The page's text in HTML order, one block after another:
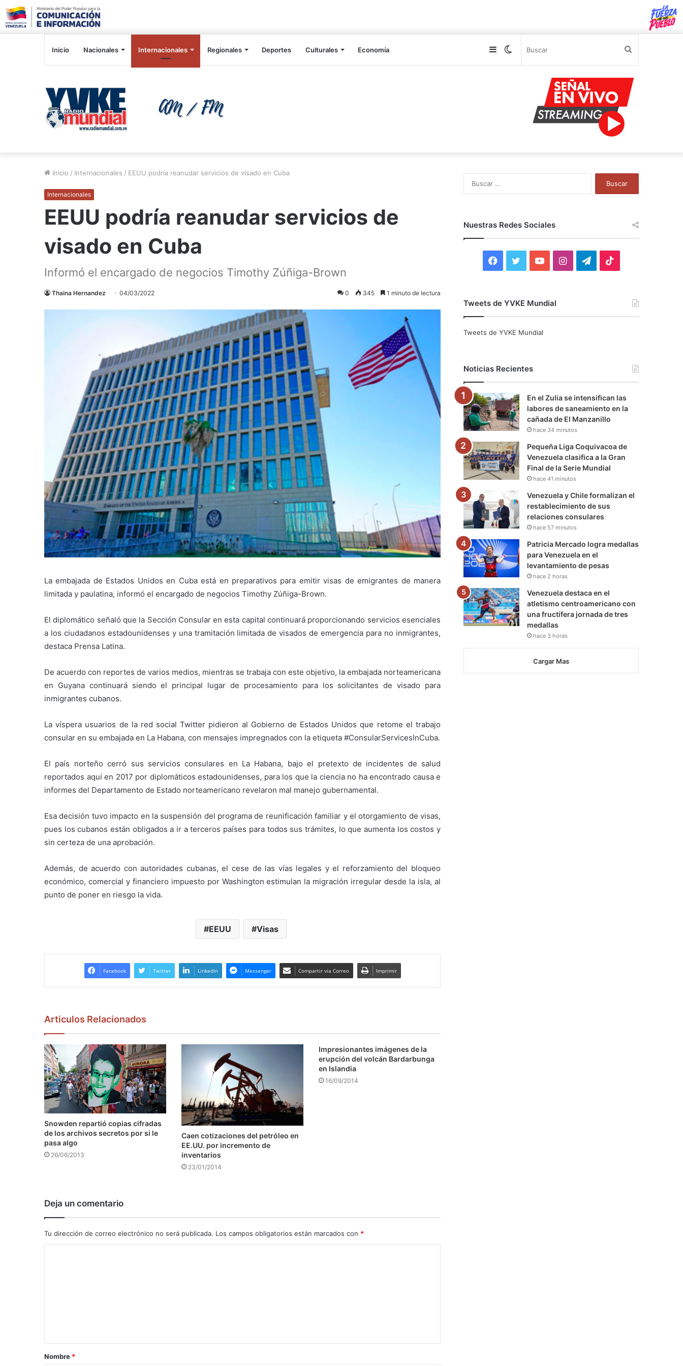
Inicio Nacionales Internacionales Regionales Deportes Culturales Economía Switch
Sidebar
Inicio / Internacionales / EEUU podría reanudar servicios de visado en Cuba
Internacionales
EEUU podría reanudar servicios de
visado en Cuba
Informó el encargado de negocios Timothy Zúñiga-Brown
Thaina Hernandez 04/03/2022 0 345 1 minuto de lectura
La embajada de Estados Unidos en Cuba está en preparativos para emitir visas de emigrantes de manera
limitada y paulatina, informó el encargado de negocios Timothy Zúñiga-Brown.
El diplomático señaló que la Sección Consular en esta capital continuará proporcionando servicios esenciales
a los ciudadanos estadounidenses y una tramitación limitada de visados de emergencia para no inmigrantes,
destaca Prensa Latina.
De acuerdo con reportes de varios medios, mientras se trabaja con este objetivo, la embajada norteamericana
en Guyana continuará siendo el principal lugar de procesamiento para los solicitantes de visado para
inmigrantes cubanos.
La víspera usuarios de la red social Twitter pidieron al Gobierno de Estados Unidos que retome el trabajo
consular en su embajada en La Habana, con mensajes impregnados con la etiqueta #ConsularServicesInCuba.
El país norteño cerró sus servicios consulares en La Habana, bajo el pretexto de incidentes de salud
reportados aquí en 2017 por diplomáticos estadounidenses, para los que la ciencia no ha encontrado causa e
informes del Departamento de Estado norteamericano revelaron mal manejo gubernamental.
Esa decisión tuvo impacto en la suspensión del programa de reunificación familiar y el otorgamiento de visas,
pues los cubanos están obligados a ir a terceros países para todos sus trámites, lo que aumenta los costos y
sin certeza de una aprobación.
Además, de acuerdo con autoridades cubanas, el cese de las vías legales y el reforzamiento del bloqueo
económico, comercial y financiero impuesto por Washington estimulan la migración irregular desde la isla, al
punto de poner en riesgo la vida.
EEUU Visas
Facebook Twitter LinkedIn Messenger Compartir via Correo Imprimir
Articulos Relacionados
Snowden repartió copias cifradas
de los archivos secretos por si le
pasa algo
26/06/2013
Caen cotizaciones del petróleo en
EE.UU. por incremento de
inventarios
23/01/2014
Impresionantes imágenes de la
erupción del volcán Bardarbunga
en Islandia
16/09/2014
Deja un comentario
Tu dirección de correo electrónico no será publicada. Los campos obligatorios están marcados con *
a
r
Nombre *
Nuestras Redes Sociales
F
c
o
k
i
r
Y
u
e
I
r
a
m
T
a
m
Tweets de YVKE Mundial
Tweets de YVKE Mundial
Noticias Recientes
En el Zulia se intensifican las
labores de saneamiento en la
cañada de El Manzanillo
hace 34 minutos
Pequeña Liga Coquivacoa de
Venezuela clasifica a la Gran
Final de la Serie Mundial
hace 41 minutos
Venezuela y Chile formalizan el
restablecimiento de sus
relaciones consulares
hace 57 minutos
Patricia Mercado logra medallas
para Venezuela en el
levantamiento de pesas
hace 2 horas
Venezuela destaca en el
atletismo centroamericano con
una fructífera jornada de tres
medallas
hace 3 horas
Cargar Mas